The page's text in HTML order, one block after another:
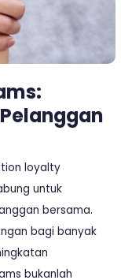
loyalty
untuk
bersama.
bagi banyak
bukanlah